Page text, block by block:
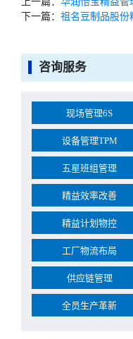
下一篇： 祖名豆制品股份
咨询服务
现场管理6S
设备管理TPM
五星班组管理
精益效率改善
精益计划物控
工厂物流布局
供应链管理
全员生产革新